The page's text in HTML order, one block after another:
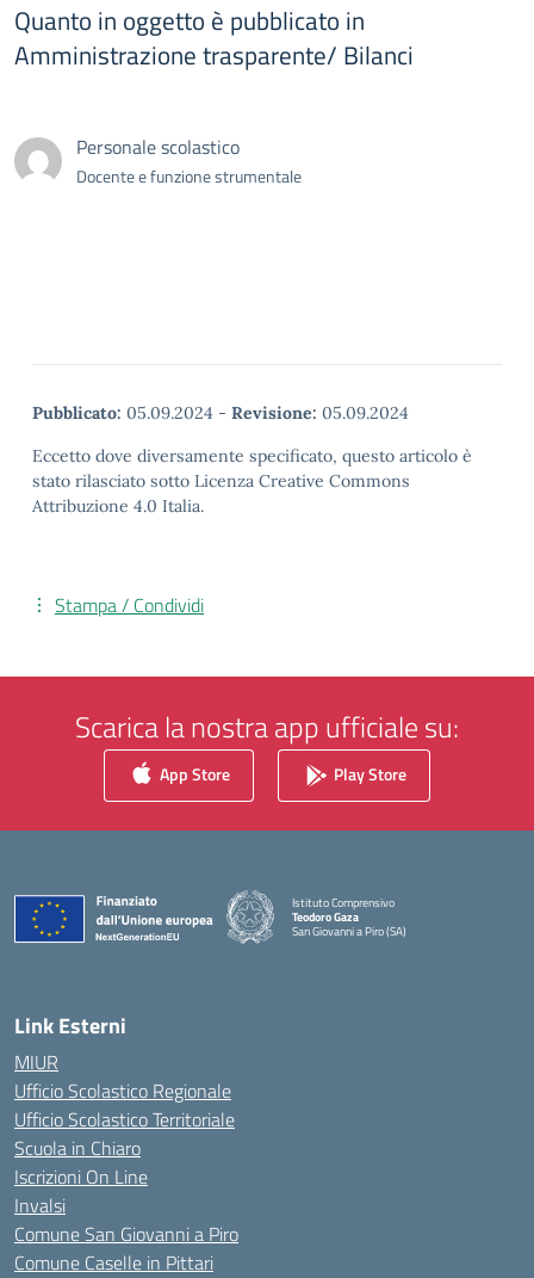
Quanto in oggetto è pubblicato in
Amministrazione trasparente/ Bilanci
Personale scolastico
Docente e funzione strumentale
Pubblicato: 05.09.2024 - Revisione: 05.09.2024
Eccetto dove diversamente specificato, questo articolo è
stato rilasciato sotto Licenza Creative Commons
Attribuzione 4.0 Italia.
Stampa / Condividi
Scarica la nostra app ufficiale su:
App Store Play Store
Istituto Comprensivo
Teodoro Gaza
San Giovanni a Piro (SA)
Link Esterni
MIUR
Ufficio Scolastico Regionale
Ufficio Scolastico Territoriale
Scuola in Chiaro
Iscrizioni On Line
Invalsi
Comune San Giovanni a Piro
Comune Caselle in Pittari